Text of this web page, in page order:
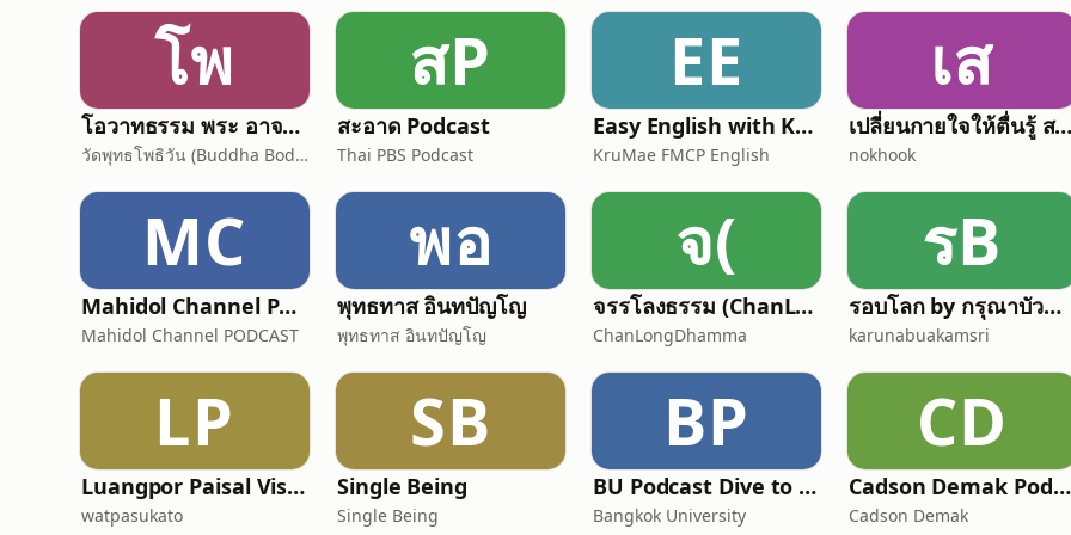
โพ
โอวาทธรรม พระ อาจารย์ กัลยาโณ
วัดพุทธโพธิวัน (Buddha Bodhivana Monastery - Ajahn Kalyano)
สP
สะอาด Podcast
Thai PBS Podcast
EE
Easy English with KruMae FMCP English
KruMae FMCP English
เส
เปลี่ยนกายใจให้ตื่นรู้ สไตล์ "พื้นที่ของควา
nokhook
MC
Mahidol Channel PODCAST
Mahidol Channel PODCAST
พอ
พุทธทาส อินทปัญโญ
พุทธทาส อินทปัญโญ
จ(
จรรโลงธรรม (ChanLongDhamma)
ChanLongDhamma
รB
รอบโลก by กรุณาบัวคำศรี
karunabuakamsri
LP
Luangpor Paisal Visalo‘s Podcast (ธรรมะ จาก หลวงพ่อไพศาล วิสาโล)
watpasukato
SB
Single Being
Single Being
BP
BU Podcast Dive to Lock in
Bangkok University
CD
Cadson Demak Podcast
Cadson Demak